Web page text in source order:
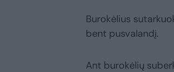
Burokėlius
bent pusvalandį.
Ant burokėlių